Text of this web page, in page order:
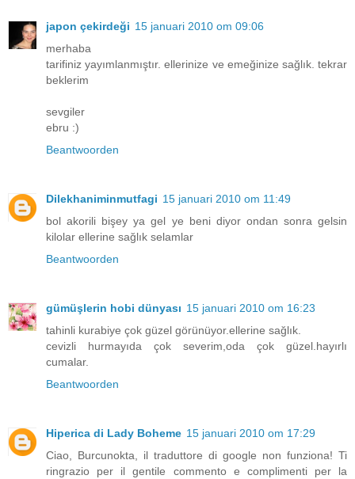
japon çekirdeği 15 januari 2010 om 09:06
merhaba
tarifiniz yayımlanmıştır. ellerinize ve emeğinize sağlık. tekrar
beklerim
sevgiler
ebru :)
Beantwoorden
Dilekhaniminmutfagi 15 januari 2010 om 11:49
bol akorili bişey ya gel ye beni diyor ondan sonra gelsin
kilolar ellerine sağlık selamlar
Beantwoorden
gümüşlerin hobi dünyası 15 januari 2010 om 16:23
tahinli kurabiye çok güzel görünüyor.ellerine sağlık.
cevizli hurmayıda çok severim,oda çok güzel.hayırlı
cumalar.
Beantwoorden
Hiperica di Lady Boheme 15 januari 2010 om 17:29
Ciao, Burcunokta, il traduttore di google non funziona! Ti
ringrazio per il gentile commento e complimenti per la